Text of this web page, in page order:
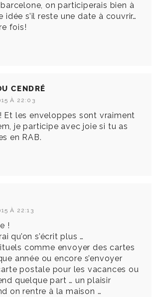
on participerais bien à
s’il reste une date à couvrir…
fois!
CENDRÉ
À 22:03
!! Et les enveloppes sont vraiment
je participe avec joie si tu as
en RAB.
À 22:13
!
qu’on s’écrit plus …
comme envoyer des cartes
année ou encore s’envoyer
postale pour les vacances ou
quelque part … un plaisir
on rentre à la maison …